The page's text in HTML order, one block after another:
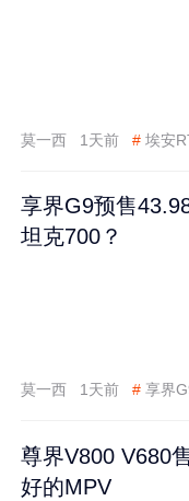
莫一西 1天前 # 埃安
享界G9预售
坦克700？
莫一西 1天前 # 享界
尊界V800 V680
好的MPV